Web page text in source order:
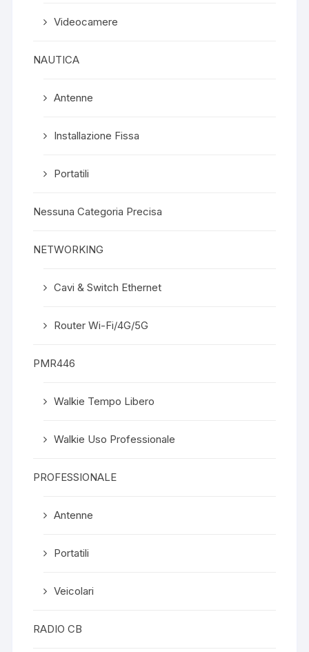
Videocamere
NAUTICA
Antenne
Installazione Fissa
Portatili
Nessuna Categoria Precisa
NETWORKING
Cavi & Switch Ethernet
Router Wi-Fi/4G/5G
PMR446
Walkie Tempo Libero
Walkie Uso Professionale
PROFESSIONALE
Antenne
Portatili
Veicolari
RADIO CB